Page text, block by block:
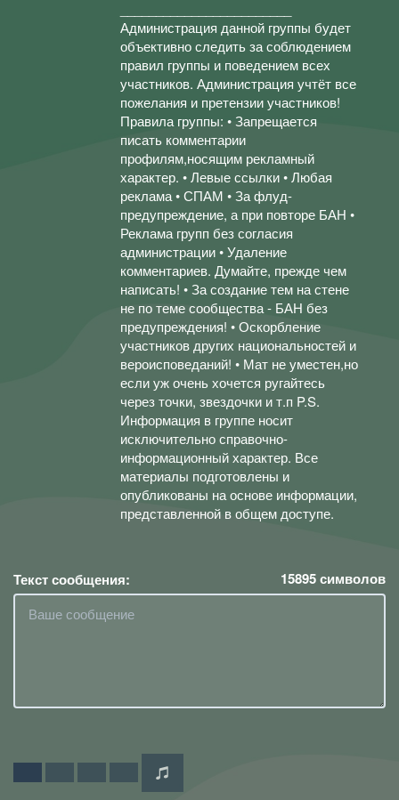
Администрация данной группы будет
объективно следить за соблюдением
правил группы и поведением всех
участников. Администрация учтёт все
пожелания и претензии участников!
Правила группы: • Запрещается
писать комментарии
профилям,носящим рекламный
характер. • Левые ссылки • Любая
реклама • СПАМ • За флуд-
предупреждение, а при повторе БАН •
Реклама групп без согласия
администрации • Удаление
комментариев. Думайте, прежде чем
написать! • За создание тем на стене
не по теме сообщества - БАН без
предупреждения! • Оскорбление
участников других национальностей и
вероисповеданий! • Мат не уместен,но
если уж очень хочется ругайтесь
через точки, звездочки и т.п P.S.
Информация в группе носит
исключительно справочно-
информационный характер. Все
материалы подготовлены и
опубликованы на основе информации,
представленной в общем доступе.
Текст сообщения: 15895символов